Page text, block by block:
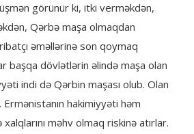
görünür ki, itki verməkdən,
Qərbə maşa olmaqdan
əməllərinə son qoymaq
başqa dövlətlərin əlində maşa olan
indi də Qərbin maşası olub. Olan
Ermənistanın hakimiyyəti həm
məhv olmaq riskinə atırlar.